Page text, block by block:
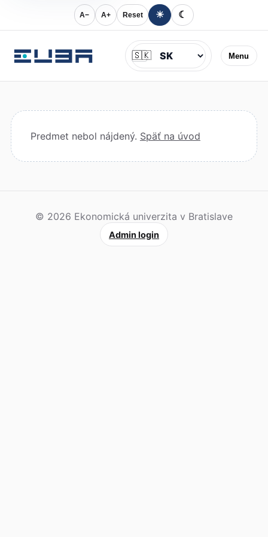
A− A+ Reset ☀ ☾
Menu
Jazyk
🇸🇰
Predmet nebol nájdený. Späť na úvod
© 2026 Ekonomická univerzita v Bratislave
Admin login